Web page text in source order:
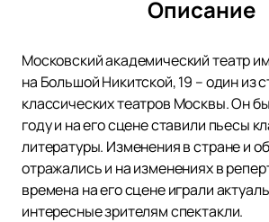
Описание
Московский академический театр
на Большой Никитской, 19 – один из
классических театров Москвы. Он
году и на его сцене ставили пьесы
литературы. Изменения в стране и
отражались и на изменениях в
времена на его сцене играли
интересные зрителям спектакли.